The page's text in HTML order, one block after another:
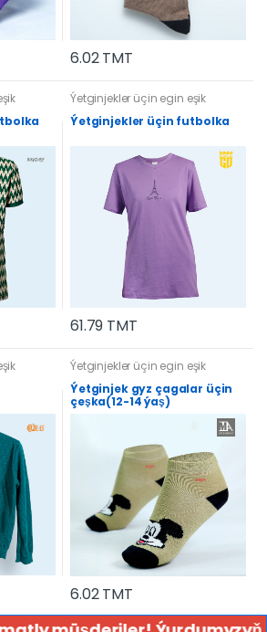
6.02 TMT
Ýetginjekler üçin egin eşik
Ýetginjekler üçin futbolka
61.79 TMT
Ýetginjekler üçin egin eşik
Ýetginjek gyz çagalar üçin
çeşka(12-14 ýaş)
6.02 TMT